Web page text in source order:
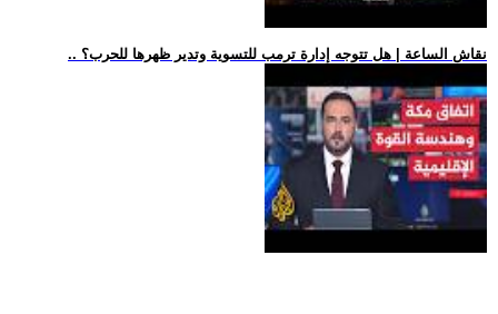
.. نقاش الساعة | هل تتوجه إدارة ترمب للتسوية وتدير ظهرها للحرب؟